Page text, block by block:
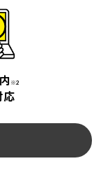
※2
応